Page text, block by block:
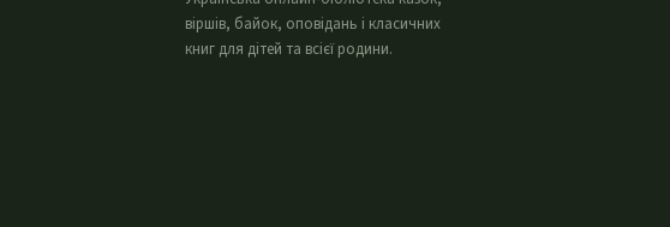
віршів, байок, оповідань і класичних
книг для дітей та всієї родини.